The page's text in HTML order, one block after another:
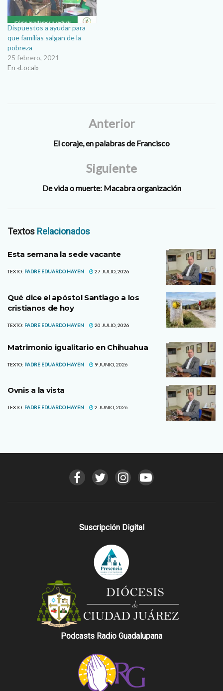
Dispuestos a ayudar para
que familias salgan de la
pobreza
25 febrero, 2021
En «Local»
Anterior
El coraje, en palabras de Francisco
Siguiente
De vida o muerte: Macabra organización
Textos Relacionados
Esta semana la sede vacante
TEXTO: PADRE EDUARDO HAYEN 27 JULIO, 2026
Qué dice el apóstol Santiago a los
cristianos de hoy
TEXTO: PADRE EDUARDO HAYEN 20 JULIO, 2026
Matrimonio igualitario en Chihuahua
TEXTO: PADRE EDUARDO HAYEN 9 JUNIO, 2026
Ovnis a la vista
TEXTO: PADRE EDUARDO HAYEN 2 JUNIO, 2026
Suscripción Digital
Podcasts Radio Guadalupana